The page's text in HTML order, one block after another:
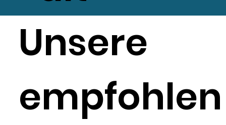
Unsere
empfohlen